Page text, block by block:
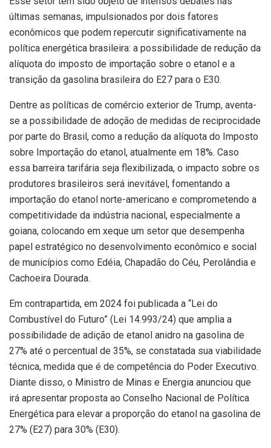
últimas semanas, impulsionados por dois fatores
econômicos que podem repercutir significativamente na
política energética brasileira: a possibilidade de redução da
alíquota do imposto de importação sobre o etanol e a
transição da gasolina brasileira do E27 para o E30.
Dentre as políticas de comércio exterior de Trump, aventa-
se a possibilidade de adoção de medidas de reciprocidade
por parte do Brasil, como a redução da alíquota do Imposto
sobre Importação do etanol, atualmente em 18%. Caso
essa barreira tarifária seja flexibilizada, o impacto sobre os
produtores brasileiros será inevitável, fomentando a
importação do etanol norte-americano e comprometendo a
competitividade da indústria nacional, especialmente a
goiana, colocando em xeque um setor que desempenha
papel estratégico no desenvolvimento econômico e social
de municípios como Edéia, Chapadão do Céu, Perolândia e
Cachoeira Dourada.
Em contrapartida, em 2024 foi publicada a “Lei do
Combustível do Futuro” (Lei 14.993/24) que amplia a
possibilidade de adição de etanol anidro na gasolina de
27% até o percentual de 35%, se constatada sua viabilidade
técnica, medida que é de competência do Poder Executivo.
Diante disso, o Ministro de Minas e Energia anunciou que
irá apresentar proposta ao Conselho Nacional de Política
Energética para elevar a proporção do etanol na gasolina de
27% (E27) para 30% (E30).